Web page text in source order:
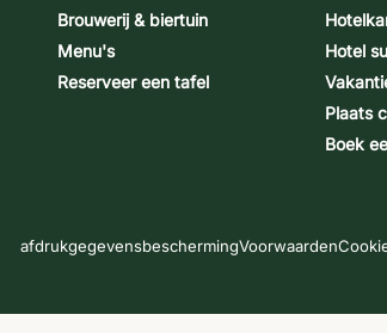
Brouwerij & biertuin
Menu's
Reserveer een tafel
Hotel
Plaats
Boek
afdrukgegevensbeschermingVoorwaarden